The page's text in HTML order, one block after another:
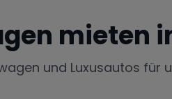
mieten
und Luxusautos für